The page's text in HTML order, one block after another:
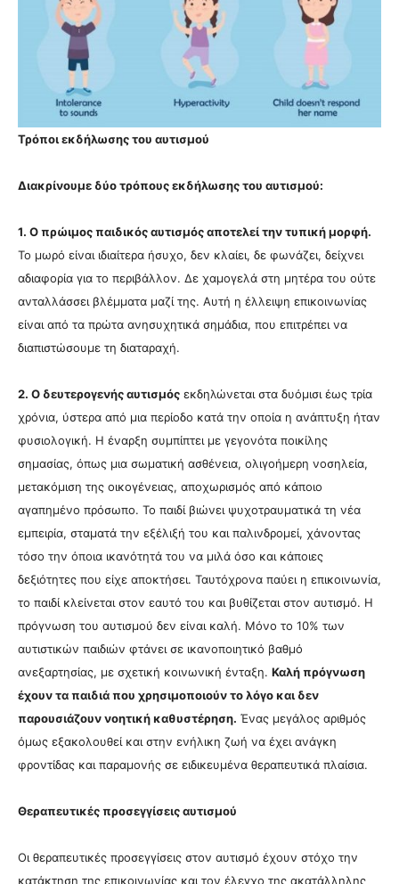
Τρόποι εκδήλωσης του αυτισμού
Διακρίνουμε δύο τρόπους εκδήλωσης του αυτισμού:
1. Ο πρώιμος παιδικός αυτισμός αποτελεί την τυπική μορφή.
Το μωρό είναι ιδιαίτερα ήσυχο, δεν κλαίει, δε φωνάζει, δείχνει
αδιαφορία για το περιβάλλον. Δε χαμογελά στη μητέρα του ούτε
ανταλλάσσει βλέμματα μαζί της. Αυτή η έλλειψη επικοινωνίας
είναι από τα πρώτα ανησυχητικά σημάδια, που επιτρέπει να
διαπιστώσουμε τη διαταραχή.
2. Ο δευτερογενής αυτισμός εκδηλώνεται στα δυόμισι έως τρία
χρόνια, ύστερα από μια περίοδο κατά την οποία η ανάπτυξη ήταν
φυσιολογική. Η έναρξη συμπίπτει με γεγονότα ποικίλης
σημασίας, όπως μια σωματική ασθένεια, ολιγοήμερη νοσηλεία,
μετακόμιση της οικογένειας, αποχωρισμός από κάποιο
αγαπημένο πρόσωπο. Το παιδί βιώνει ψυχοτραυματικά τη νέα
εμπειρία, σταματά την εξέλιξή του και παλινδρομεί, χάνοντας
τόσο την όποια ικανότητά του να μιλά όσο και κάποιες
δεξιότητες που είχε αποκτήσει. Ταυτόχρονα παύει η επικοινωνία,
το παιδί κλείνεται στον εαυτό του και βυθίζεται στον αυτισμό. Η
πρόγνωση του αυτισμού δεν είναι καλή. Μόνο το 10% των
αυτιστικών παιδιών φτάνει σε ικανοποιητικό βαθμό
ανεξαρτησίας, με σχετική κοινωνική ένταξη. Καλή πρόγνωση
έχουν τα παιδιά που χρησιμοποιούν το λόγο και δεν
παρουσιάζουν νοητική καθυστέρηση. Ένας μεγάλος αριθμός
όμως εξακολουθεί και στην ενήλικη ζωή να έχει ανάγκη
φροντίδας και παραμονής σε ειδικευμένα θεραπευτικά πλαίσια.
Θεραπευτικές προσεγγίσεις αυτισμού
Οι θεραπευτικές προσεγγίσεις στον αυτισμό έχουν στόχο την
κατάκτηση της επικοινωνίας και τον έλεγχο της ακατάλληλης